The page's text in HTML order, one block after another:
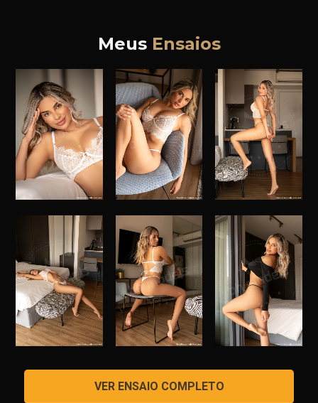
Meus Ensaios
VER ENSAIO COMPLETO